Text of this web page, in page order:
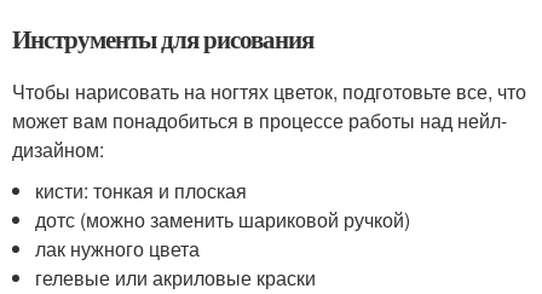
Инструменты для рисования
Чтобы нарисовать на ногтях цветок, подготовьте все, что
может вам понадобиться в процессе работы над нейл-
дизайном:
кисти: тонкая и плоская
дотс (можно заменить шариковой ручкой)
лак нужного цвета
гелевые или акриловые краски